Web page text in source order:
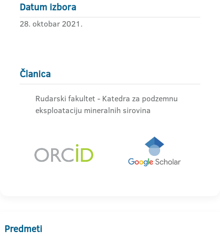
Datum izbora
28. oktobar 2021.
Članica
Rudarski fakultet - Katedra za podzemnu
eksploataciju mineralnih sirovina
Predmeti